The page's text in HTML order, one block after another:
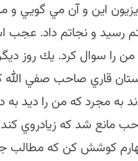
اين و آن مي گويي
رسيد و نجاتم داد. عجب
من را سوال كرد. يك روز
قاري صاحب صفي
به مجرد كه من را ديد
مانع شد كه زيادروي كند.
كوشش كن كه مطالب